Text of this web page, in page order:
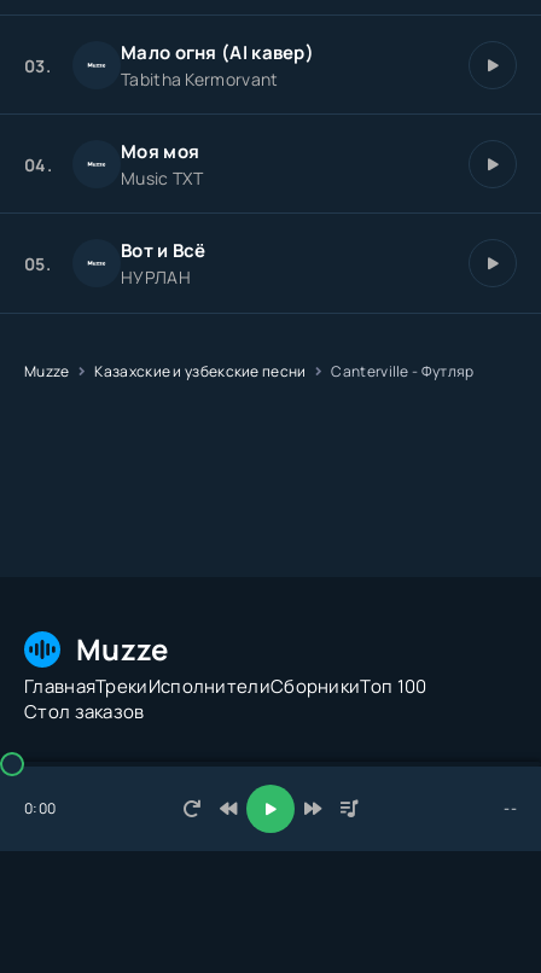
03. Мало огня (AI кавер)
Tabitha Kermorvant
04. Моя моя
Music TXT
05. Вот и Всё
НУРЛАН
Muzze Казахские и узбекские песни Canterville - Футляр
Muzze
ГлавнаяТрекиИсполнителиСборникиТоп 100
Стол заказов
© 2026 Muzze.net. Все права защищены. Администрация:
admin@muzze.net
0:00 --